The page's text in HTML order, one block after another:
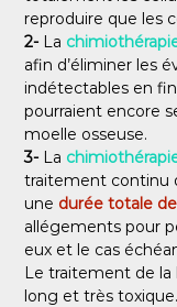
reproduire que les
2- La
afin d’éliminer les
indétectables en
pourraient encore
moelle osseuse.
3- La
traitement continu
une durée totale
allégements pour
eux et le cas
Le traitement de
long et très toxique.